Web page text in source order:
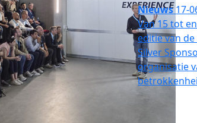
Nieuws 17-
Van 15 tot
editie van de
Silver
organisatie